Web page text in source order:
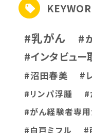
#乳がん #
#インタビュー
#沼田春美
#
#リンパ浮腫
#
#がん経験者専
#白戸ミフル
#